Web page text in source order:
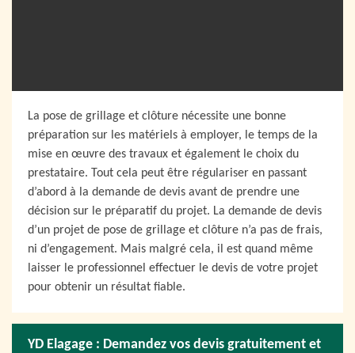
La pose de grillage et clôture nécessite une bonne
préparation sur les matériels à employer, le temps de la
mise en œuvre des travaux et également le choix du
prestataire. Tout cela peut être régulariser en passant
d’abord à la demande de devis avant de prendre une
décision sur le préparatif du projet. La demande de devis
d’un projet de pose de grillage et clôture n’a pas de frais,
ni d’engagement. Mais malgré cela, il est quand même
laisser le professionnel effectuer le devis de votre projet
pour obtenir un résultat fiable.
YD Elagage : Demandez vos devis gratuitement et